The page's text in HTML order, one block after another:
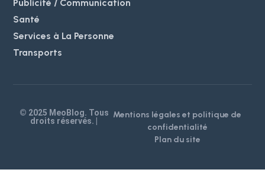
Publicité / Communication
Santé
Services à La Personne
Transports
© 2025 MeoBlog. Tous
droits réservés. |
Mentions légales et politique de
confidentialité
Plan du site